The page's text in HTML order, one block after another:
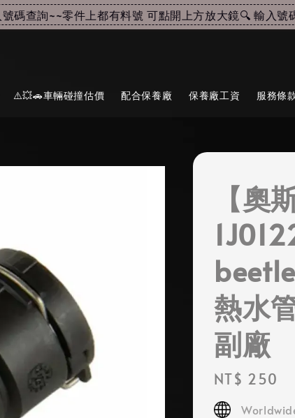
查詢~~零件上都有料號 可點開上方放大鏡🔍 輸入號碼
⚠️💥🚗車輛碰撞估價 配合保養廠 保養廠工資 服務條
【奧
熱水
副廠
Regular
price
NT$ 250